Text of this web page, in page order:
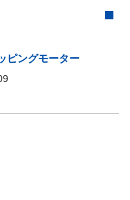
ピングモーター